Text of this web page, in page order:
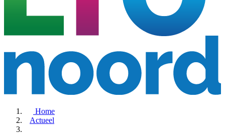
Home
Actueel